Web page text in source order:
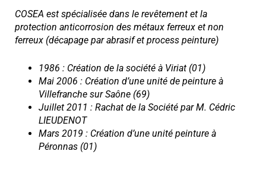
COSEA est spécialisée dans le revêtement et la
protection anticorrosion des métaux ferreux et non
ferreux (décapage par abrasif et process peinture)
1986 : Création de la société à Viriat (01)
Mai 2006 : Création d’une unité de peinture à
Villefranche sur Saône (69)
Juillet 2011 : Rachat de la Société par M. Cédric
LIEUDENOT
Mars 2019 : Création d’une unité peinture à
Péronnas (01)